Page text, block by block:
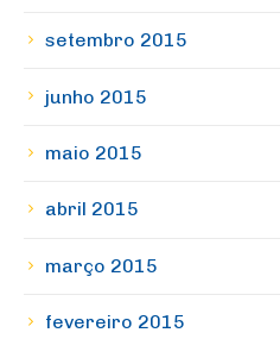
setembro 2015
junho 2015
maio 2015
abril 2015
março 2015
fevereiro 2015